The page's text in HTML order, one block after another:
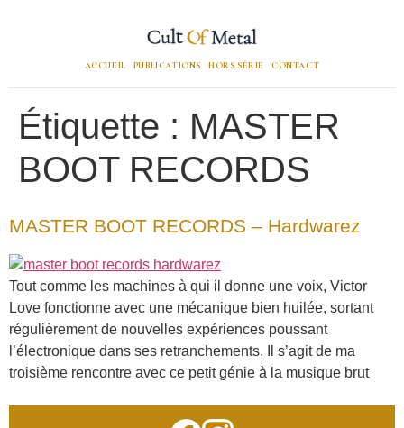
ACCUEIL PUBLICATIONS HORS SÉRIE CONTACT
Étiquette : MASTER
BOOT RECORDS
MASTER BOOT RECORDS – Hardwarez
Tout comme les machines à qui il donne une voix, Victor
Love fonctionne avec une mécanique bien huilée, sortant
régulièrement de nouvelles expériences poussant
l’électronique dans ses retranchements. Il s’agit de ma
troisième rencontre avec ce petit génie à la musique brut